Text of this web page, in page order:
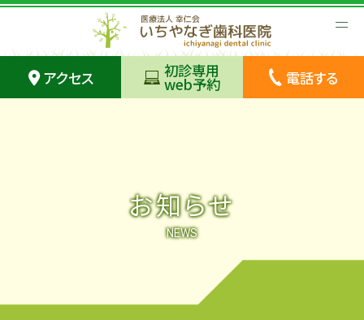
アクセス 初診専用
web予約 電話する
お知らせ
NEWS